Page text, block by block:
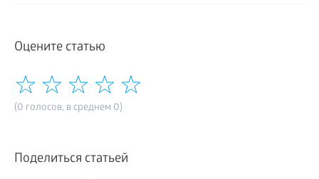
Оцените статью
(0 голосов, в среднем 0)
Поделиться статьей